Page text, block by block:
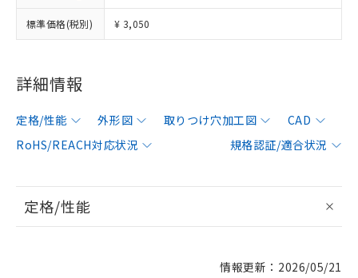
標準価格(税別) ¥ 3,050
詳細情報
定格/性能 外形図 取りつけ穴加工図
CAD
RoHS/REACH対応状況
規格認証/適合状況
定格/性能
情報更新：2026/05/21